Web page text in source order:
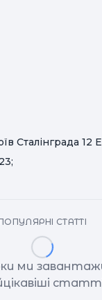
Сталінграда 12 Е
СТАТТІ
ми